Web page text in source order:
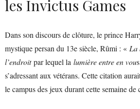
les Invictus Games
Dans son discours de clôture, le prince
mystique persan du 13e siècle, Rûmi : « La
l’endroitpar lequel la lumière entre en vou
s’adressant aux vétérans. Cette citation
le campus des jeux durant cette semaine de